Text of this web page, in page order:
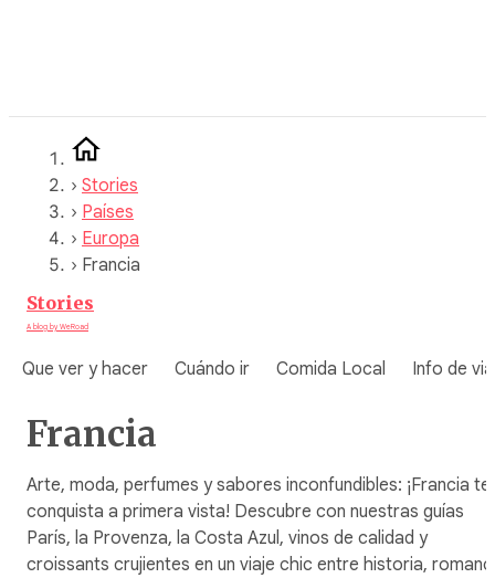
› Stories
› Países
› Europa
› Francia
Stories
A blog by WeRoad
Que ver y hacer Cuándo ir Comida Local Info de
Francia
Arte, moda, perfumes y sabores inconfundibles: ¡Francia te
conquista a primera vista! Descubre con nuestras guías
París, la Provenza, la Costa Azul, vinos de calidad y
croissants crujientes en un viaje chic entre historia,